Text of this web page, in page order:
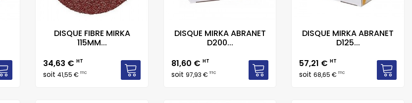
DISQUE FIBRE MIRKA
115MM...
Prix
34,63 €HT
soit41,55 €TTC
DISQUE MIRKA ABRANET
D200...
Prix
81,60 € HT
soit 97,93 €TTC
DISQUE MIRKA ABRANET
D125...
Prix
57,21 €HT
soit68,65 €TTC